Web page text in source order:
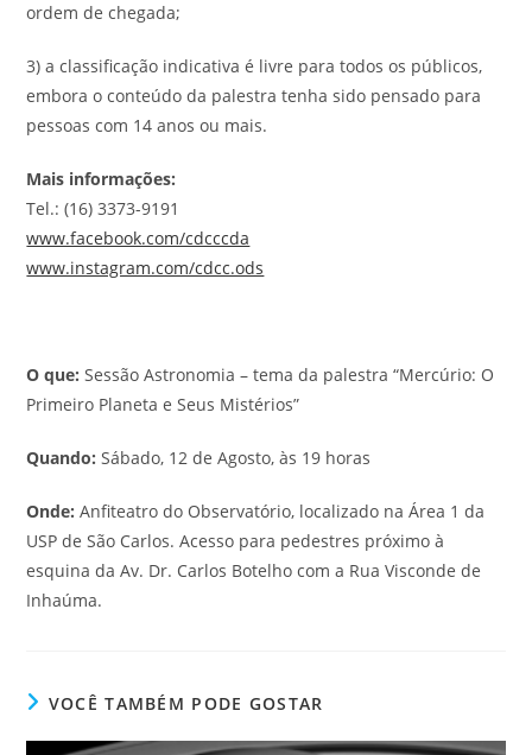
ordem de chegada;
3) a classificação indicativa é livre para todos os públicos,
embora o conteúdo da palestra tenha sido pensado para
pessoas com 14 anos ou mais.
Mais informações:
Tel.: (16) 3373-9191
www.facebook.com/cdcccda
www.instagram.com/cdcc.ods
O que: Sessão Astronomia – tema da palestra “Mercúrio: O
Primeiro Planeta e Seus Mistérios”
Quando: Sábado, 12 de Agosto, às 19 horas
Onde: Anfiteatro do Observatório, localizado na Área 1 da
USP de São Carlos. Acesso para pedestres próximo à
esquina da Av. Dr. Carlos Botelho com a Rua Visconde de
Inhaúma.
VOCÊ TAMBÉM PODE GOSTAR